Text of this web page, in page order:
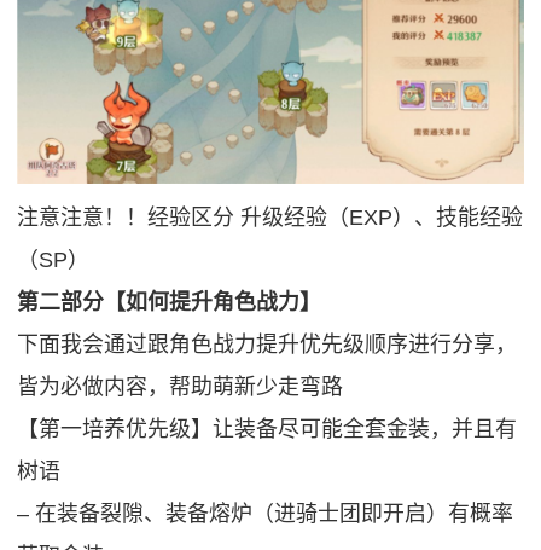
注意注意！！经验区分 升级经验（EXP）、技能经验
（SP）
第二部分【如何提升角色战力】
下面我会通过跟角色战力提升优先级顺序进行分享，
皆为必做内容，帮助萌新少走弯路
【第一培养优先级】让装备尽可能全套金装，并且有
树语
‒ 在装备裂隙、装备熔炉（进骑士团即开启）有概率